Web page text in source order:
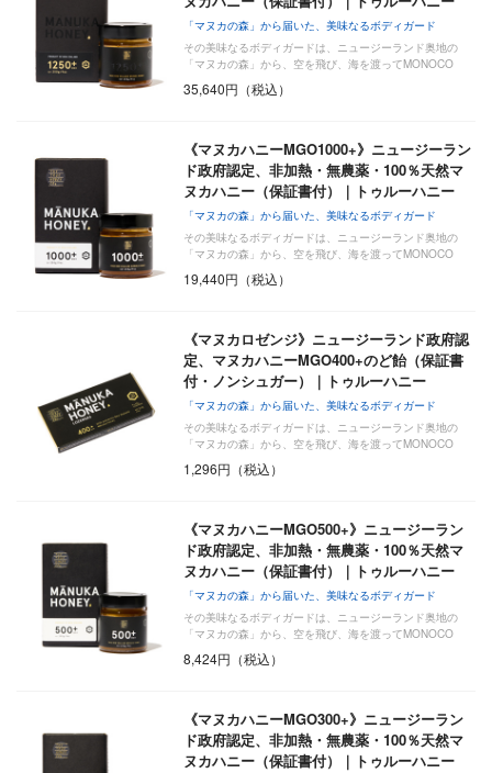
「マヌカの森」から届いた、美味なるボディガード
その美味なるボディガードは、ニュージーランド奥地の
「マヌカの森」から、空を飛び、海を渡ってMONOCO
35,640円（税込）
《マヌカハニーMGO1000+》ニュージーラン
ド政府認定、非加熱・無農薬・100％天然マ
ヌカハニー（保証書付）｜トゥルーハニー
「マヌカの森」から届いた、美味なるボディガード
その美味なるボディガードは、ニュージーランド奥地の
「マヌカの森」から、空を飛び、海を渡ってMONOCO
19,440円（税込）
《マヌカロゼンジ》ニュージーランド政府認
定、マヌカハニーMGO400+のど飴（保証書
付・ノンシュガー）｜トゥルーハニー
「マヌカの森」から届いた、美味なるボディガード
その美味なるボディガードは、ニュージーランド奥地の
「マヌカの森」から、空を飛び、海を渡ってMONOCO
1,296円（税込）
《マヌカハニーMGO500+》ニュージーラン
ド政府認定、非加熱・無農薬・100％天然マ
ヌカハニー（保証書付）｜トゥルーハニー
「マヌカの森」から届いた、美味なるボディガード
その美味なるボディガードは、ニュージーランド奥地の
「マヌカの森」から、空を飛び、海を渡ってMONOCO
8,424円（税込）
《マヌカハニーMGO300+》ニュージーラン
ド政府認定、非加熱・無農薬・100％天然マ
ヌカハニー（保証書付）｜トゥルーハニー